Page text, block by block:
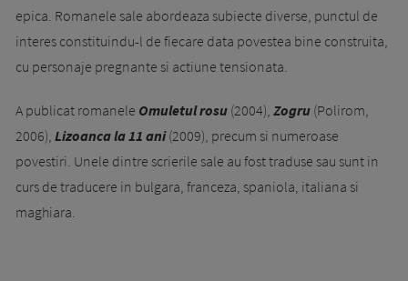
epica. Romanele sale abordeaza subiecte diverse, punctul de
interes constituindu-l de fiecare data povestea bine construita,
cu personaje pregnante si actiune tensionata.
A publicat romanele Omuletul rosu (2004), Zogru (Polirom,
2006), Lizoanca la 11 ani(2009), precum si numeroase
povestiri. Unele dintre scrierile sale au fost traduse sau sunt in
curs de traducere in bulgara, franceza, spaniola, italiana si
maghiara.